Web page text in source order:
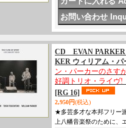
CD EVAN PARKER
KER ウィリアム・
ン・パーカーのさす
好調トリオ・ライヴ!
[RG 16]
2,950円(税込)
★多芸多才な本邦フリー
上八幡音楽祭のために、